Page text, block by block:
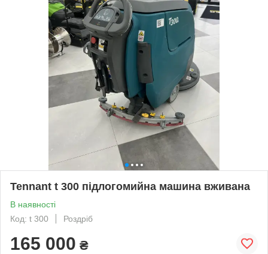
Tennant t 300 підлогомийна машина вживана
В наявності
Код: t 300
Роздріб
165 000 ₴